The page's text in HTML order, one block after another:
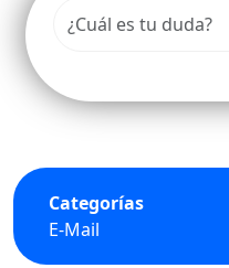
Categorías
E-Mail